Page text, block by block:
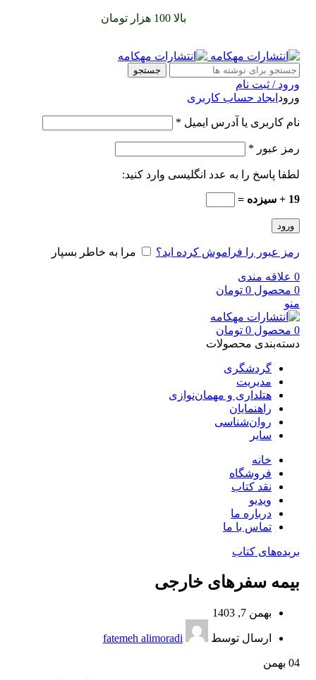
بالا 100 هزار تومان
جستجو
ورود / ثبت نام
ورود ایجاد حساب کاربری
نام کاربری یا آدرس ایمیل *
رمز عبور *
لطفا پاسخ را به عدد انگلیسی وارد کنید:
19 + سیزده =
ورود
رمز عبور را فراموش کرده اید؟ مرا به خاطر بسپار
0 علاقه مندی
0 محصول 0 تومان
منو
0 محصول 0 تومان
دسته‌بندی محصولات
گردشگری
مدیریت
هتلداری و مهمان‌نوازی
راهنمایان
روان‌شناسی
سایر
خانه
فروشگاه
نقد کتاب
ویدیو
درباره‌ ما
تماس با ما
بریده‌های کتاب
بیمه سفرهای خارجی
بهمن 7, 1403
ارسال توسط fatemeh alimoradi
04 بهمن